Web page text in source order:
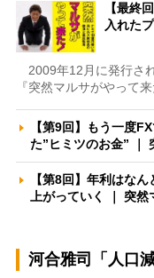
【最終
入れた
2009年12月に発行さ
『突然マルサがやって
【第9回】もう一度
た”ヒミツのお金” ｜
【第8回】年利はな
上がっていく ｜ 突
河合雅司「人口